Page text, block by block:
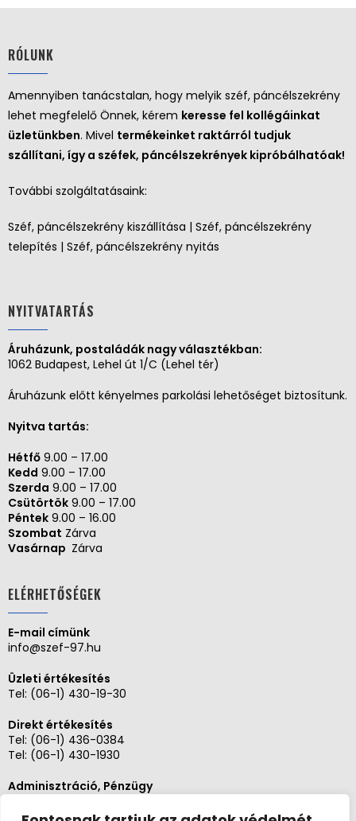
RÓLUNK
Amennyiben tanácstalan, hogy melyik széf, páncélszekrény
lehet megfelelő Önnek, kérem keresse fel kollégáinkat
üzletünkben. Mivel termékeinket raktárról tudjuk
szállítani, így a széfek, páncélszekrények kipróbálhatóak!
További szolgáltatásaink:
Széf, páncélszekrény kiszállítása | Széf, páncélszekrény
telepítés | Széf, páncélszekrény nyitás
NYITVATARTÁS
Áruházunk, postaládák nagy választékban:
1062 Budapest, Lehel út 1/C (Lehel tér)
Áruházunk előtt kényelmes parkolási lehetőséget biztosítunk.
Nyitva tartás:
Hétfő 9.00 – 17.00
Kedd 9.00 – 17.00
Szerda 9.00 – 17.00
Csütörtök 9.00 – 17.00
Péntek 9.00 – 16.00
Szombat Zárva
Vasárnap Zárva
ELÉRHETŐSÉGEK
E-mail címünk
info@szef-97.hu
Üzleti értékesítés
Tel: (06-1) 430-19-30
Direkt értékesítés
Tel: (06-1) 436-0384
Tel: (06-1) 430-1930
Adminisztráció, Pénzügy